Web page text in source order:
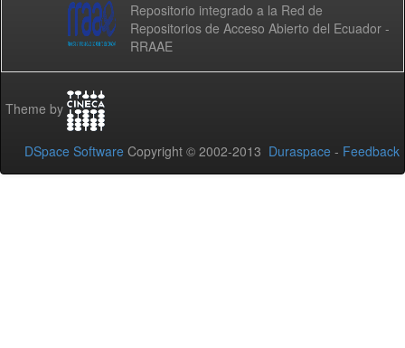
Repositorio integrado a la Red de
Repositorios de Acceso Abierto del Ecuador -
RRAAE
Theme by
DSpace Software Copyright © 2002-2013 Duraspace - Feedback